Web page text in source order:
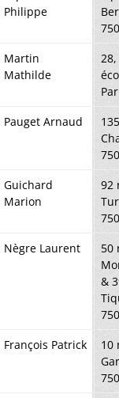
Philippe
Martin
Mathilde
Pauget Arnaud
Guichard
Marion
92
Nègre Laurent
50
&
François Patrick
10